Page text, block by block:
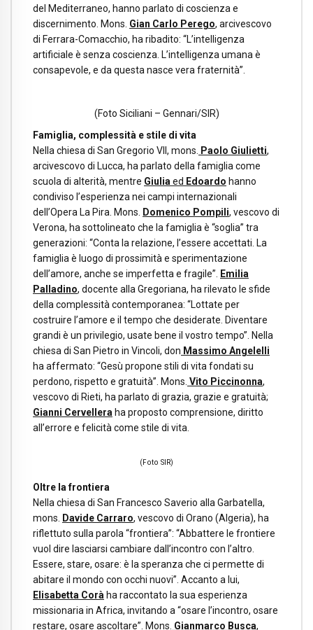
del Mediterraneo, hanno parlato di coscienza e
discernimento. Mons. Gian Carlo Perego, arcivescovo
di Ferrara-Comacchio, ha ribadito: “L’intelligenza
artificiale è senza coscienza. L’intelligenza umana è
consapevole, e da questa nasce vera fraternità”.
(Foto Siciliani – Gennari/SIR)
Famiglia, complessità e stile di vita
Nella chiesa di San Gregorio VII, mons.
Paolo Giulietti,
arcivescovo di Lucca, ha parlato della famiglia come
scuola di alterità, mentre Giulia ed Edoardo hanno
condiviso l’esperienza nei campi internazionali
dell’Opera La Pira. Mons.
Domenico Pompili, vescovo di
Verona, ha sottolineato che la famiglia è “soglia” tra
generazioni: “Conta la relazione, l’essere accettati. La
famiglia è luogo di prossimità e sperimentazione
dell’amore, anche se imperfetta e fragile”.
Emilia
Palladino, docente alla Gregoriana, ha rilevato le sfide
della complessità contemporanea: “Lottate per
costruire l’amore e il tempo che desiderate. Diventare
grandi è un privilegio, usate bene il vostro tempo”. Nella
chiesa di San Pietro in Vincoli, don Massimo Angelelli
ha affermato: “Gesù propone stili di vita fondati su
perdono, rispetto e gratuità”. Mons. Vito Piccinonna,
vescovo di Rieti, ha parlato di grazia, grazie e gratuità;
Gianni Cervellera ha proposto comprensione, diritto
all’errore e felicità come stile di vita.
(Foto SIR)
Oltre la frontiera
Nella chiesa di San Francesco Saverio alla Garbatella,
mons. Davide Carraro, vescovo di Orano (Algeria), ha
riflettuto sulla parola “frontiera”: “Abbattere le frontiere
vuol dire lasciarsi cambiare dall’incontro con l’altro.
Essere, stare, osare: è la speranza che ci permette di
abitare il mondo con occhi nuovi”. Accanto a lui,
Elisabetta Corà ha raccontato la sua esperienza
missionaria in Africa, invitando a “osare l’incontro, osare
restare, osare ascoltare”. Mons. Gianmarco Busca,